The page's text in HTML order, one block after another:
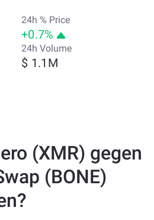
24h % Price
+0.7%
24h Volume
$ 1.1M
(XMR) gegen
(BONE)